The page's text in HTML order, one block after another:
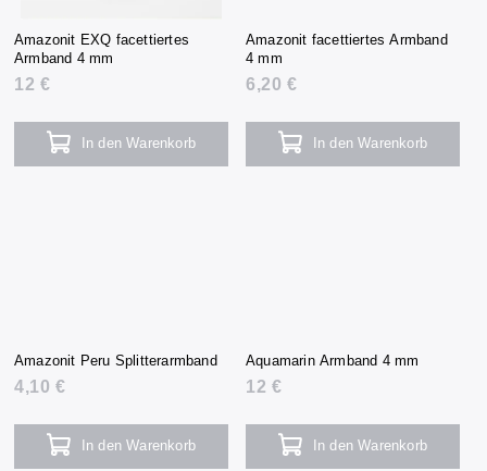
Amazonit EXQ facettiertes
Armband 4 mm
12 €
In den Warenkorb
Amazonit facettiertes Armband
4 mm
6,20 €
In den Warenkorb
Amazonit Peru Splitterarmband
4,10 €
In den Warenkorb
Aquamarin Armband 4 mm
12 €
In den Warenkorb